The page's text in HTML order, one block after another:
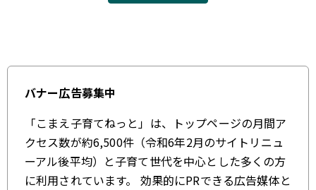
バナー広告募集中
「こまえ子育てねっと」は、トップページの月間ア
クセス数が約6,500件（令和6年2月のサイトリニュ
ーアル後平均）と子育て世代を中心とした多くの方
に利用されています。 効果的にPRできる広告媒体と